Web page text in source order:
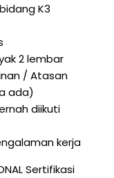
K3
2 lembar
/ Atasan
ada)
diikuti
kerja
Sertifikasi